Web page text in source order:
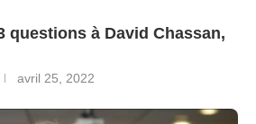
questions à David Chassan,
avril 25, 2022